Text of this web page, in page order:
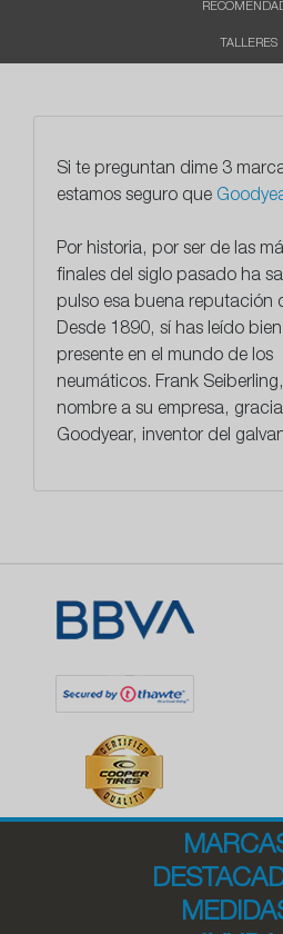
TALLERES
Si te preguntan dime 3
estamos seguro que
Por historia, por ser de las
finales del siglo pasado ha
pulso esa buena reputación
Desde 1890, sí has leído
presente en el mundo de los
neumáticos. Frank
nombre a su empresa,
Goodyear, inventor del